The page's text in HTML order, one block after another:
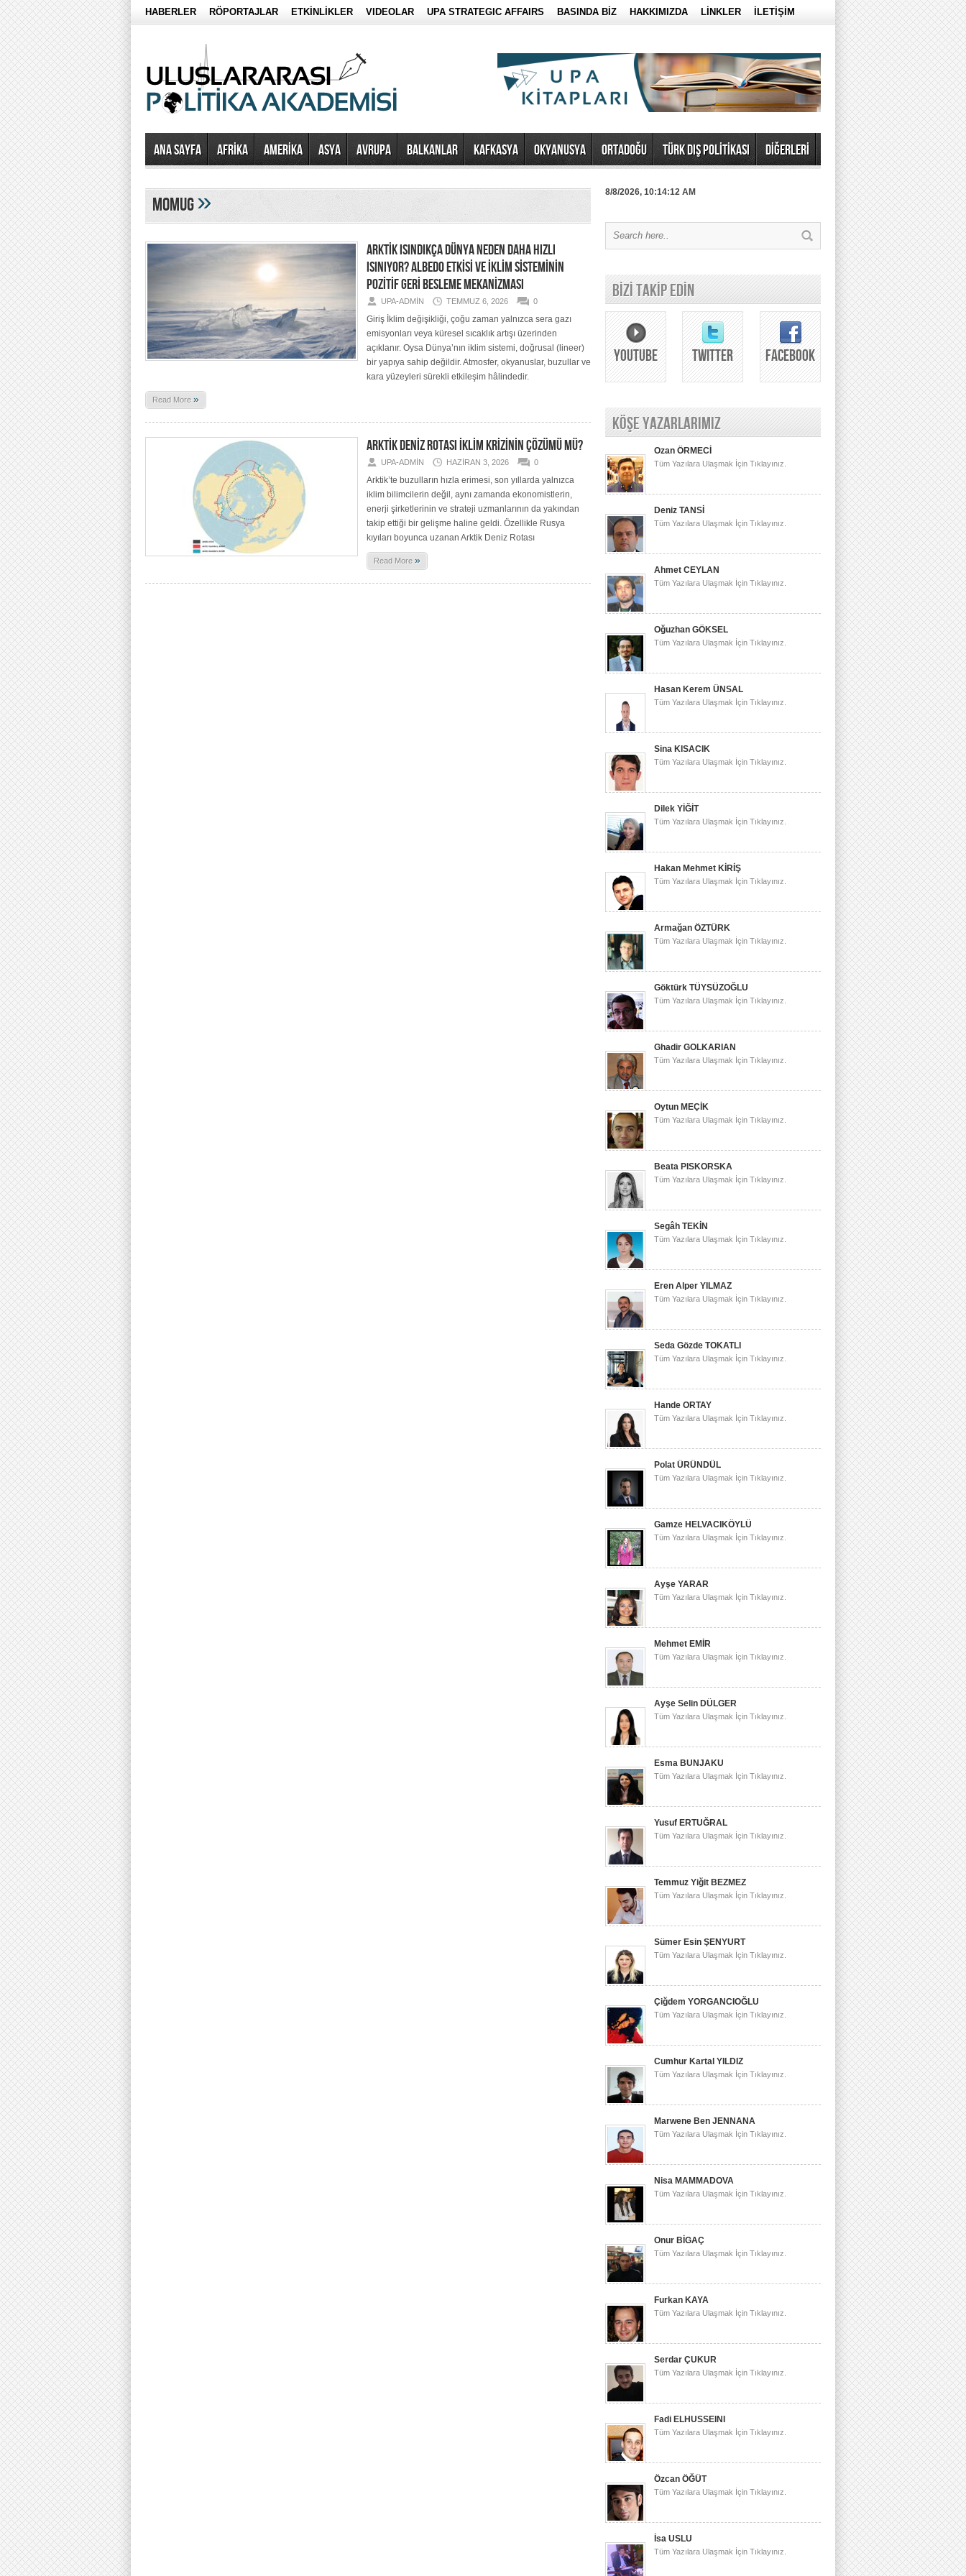
HABERLER RÖPORTAJLAR ETKİNLİKLER VIDEOLAR UPA STRATEGIC AFFAIRS BASINDA BİZ HAKKIMIZDA LİNKLER İLETİŞİM
Ana Sayfa AFRİKA AMERİKA ASYA AVRUPA BALKANLAR KAFKASYA OKYANUSYA ORTADOĞU TÜRK DIŞ POLİTİKASI DİĞERLERİ
momug»
ARKTİK ISINDIKÇA DÜNYA NEDEN DAHA HIZLI
ISINIYOR? ALBEDO ETKİSİ VE İKLİM SİSTEMİNİN
POZİTİF GERİ BESLEME MEKANİZMASI
UPA-ADMIN TEMMUZ 6, 2026 0
Giriş İklim değişikliği, çoğu zaman yalnızca sera gazı
emisyonları veya küresel sıcaklık artışı üzerinden
açıklanır. Oysa Dünya’nın iklim sistemi, doğrusal (lineer)
bir yapıya sahip değildir. Atmosfer, okyanuslar, buzullar ve
kara yüzeyleri sürekli etkileşim hâlindedir.
Read More »
ARKTİK DENİZ ROTASI İKLİM KRİZİNİN ÇÖZÜMÜ MÜ?
UPA-ADMIN HAZIRAN 3, 2026 0
Arktik’te buzulların hızla erimesi, son yıllarda yalnızca
iklim bilimcilerin değil, aynı zamanda ekonomistlerin,
enerji şirketlerinin ve strateji uzmanlarının da yakından
takip ettiği bir gelişme haline geldi. Özellikle Rusya
kıyıları boyunca uzanan Arktik Deniz Rotası
Read More »
8/8/2026, 10:14:12 AM
BİZİ TAKİP EDİN
YOUTUBE TWITTER FACEBOOK
KÖŞE YAZARLARIMIZ
Ozan ÖRMECİ
Tüm Yazılara Ulaşmak İçin Tıklayınız.
Deniz TANSİ
Tüm Yazılara Ulaşmak İçin Tıklayınız.
Ahmet CEYLAN
Tüm Yazılara Ulaşmak İçin Tıklayınız.
Oğuzhan GÖKSEL
Tüm Yazılara Ulaşmak İçin Tıklayınız.
Hasan Kerem ÜNSAL
Tüm Yazılara Ulaşmak İçin Tıklayınız.
Sina KISACIK
Tüm Yazılara Ulaşmak İçin Tıklayınız.
Dilek YİĞİT
Tüm Yazılara Ulaşmak İçin Tıklayınız.
Hakan Mehmet KİRİŞ
Tüm Yazılara Ulaşmak İçin Tıklayınız.
Armağan ÖZTÜRK
Tüm Yazılara Ulaşmak İçin Tıklayınız.
Göktürk TÜYSÜZOĞLU
Tüm Yazılara Ulaşmak İçin Tıklayınız.
Ghadir GOLKARIAN
Tüm Yazılara Ulaşmak İçin Tıklayınız.
Oytun MEÇİK
Tüm Yazılara Ulaşmak İçin Tıklayınız.
Beata PISKORSKA
Tüm Yazılara Ulaşmak İçin Tıklayınız.
Segâh TEKİN
Tüm Yazılara Ulaşmak İçin Tıklayınız.
Eren Alper YILMAZ
Tüm Yazılara Ulaşmak İçin Tıklayınız.
Seda Gözde TOKATLI
Tüm Yazılara Ulaşmak İçin Tıklayınız.
Hande ORTAY
Tüm Yazılara Ulaşmak İçin Tıklayınız.
Polat ÜRÜNDÜL
Tüm Yazılara Ulaşmak İçin Tıklayınız.
Gamze HELVACIKÖYLÜ
Tüm Yazılara Ulaşmak İçin Tıklayınız.
Ayşe YARAR
Tüm Yazılara Ulaşmak İçin Tıklayınız.
Mehmet EMİR
Tüm Yazılara Ulaşmak İçin Tıklayınız.
Ayşe Selin DÜLGER
Tüm Yazılara Ulaşmak İçin Tıklayınız.
Esma BUNJAKU
Tüm Yazılara Ulaşmak İçin Tıklayınız.
Yusuf ERTUĞRAL
Tüm Yazılara Ulaşmak İçin Tıklayınız.
Temmuz Yiğit BEZMEZ
Tüm Yazılara Ulaşmak İçin Tıklayınız.
Sümer Esin ŞENYURT
Tüm Yazılara Ulaşmak İçin Tıklayınız.
Çiğdem YORGANCIOĞLU
Tüm Yazılara Ulaşmak İçin Tıklayınız.
Cumhur Kartal YILDIZ
Tüm Yazılara Ulaşmak İçin Tıklayınız.
Marwene Ben JENNANA
Tüm Yazılara Ulaşmak İçin Tıklayınız.
Nisa MAMMADOVA
Tüm Yazılara Ulaşmak İçin Tıklayınız.
Onur BİGAÇ
Tüm Yazılara Ulaşmak İçin Tıklayınız.
Furkan KAYA
Tüm Yazılara Ulaşmak İçin Tıklayınız.
Serdar ÇUKUR
Tüm Yazılara Ulaşmak İçin Tıklayınız.
Fadi ELHUSSEINI
Tüm Yazılara Ulaşmak İçin Tıklayınız.
Özcan ÖĞÜT
Tüm Yazılara Ulaşmak İçin Tıklayınız.
İsa USLU
Tüm Yazılara Ulaşmak İçin Tıklayınız.